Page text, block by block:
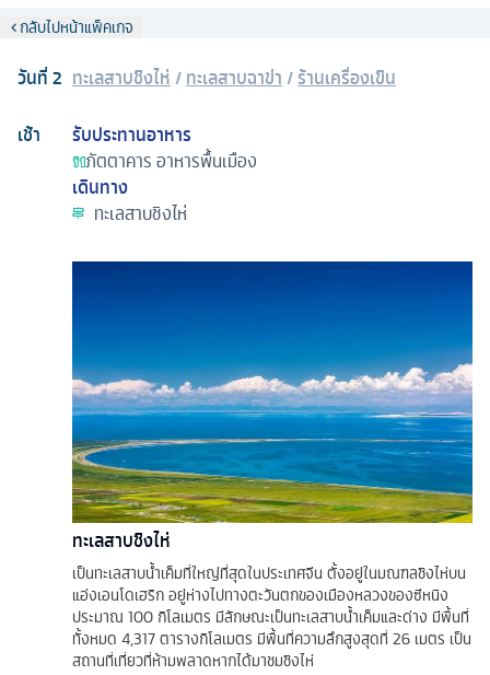
กลับไปหน้าแพ็คเกจ
วันที่2 ทะเลสาบชิงไห่ /ทะเลสาบฉาข่า /ร้านเครื่องเขิน
เช้า
รับประทานอาหาร
ภัตตาคารอาหารพื้นเมือง
เดินทาง
ทะเลสาบชิงไห่
ทะเลสาบชิงไห่
เป็นทะเลสาบน้ำเค็มที่ใหญ่ที่สุดในประเทศจีน ตั้งอยู่ในมณฑลชิงไห่บน
แอ่งเอนโดเฮริก อยู่ห่างไปทางตะวันตกของเมืองหลวงของซีหนิง
ประมาณ 100 กิโลเมตร มีลักษณะเป็นทะเลสาบน้ำเค็มและด่าง มีพื้นที่
ทั้งหมด 4,317 ตารางกิโลเมตร มีพื้นที่ความลึกสูงสุดที่ 26 เมตร เป็น
สถานที่เที่ยวที่ห้ามพลาดหากได้มาชมชิงไห่